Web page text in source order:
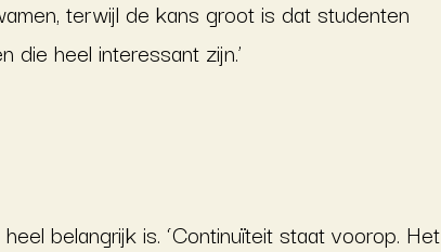
terwijl de kans groot is dat studenten
heel interessant zijn.’
belangrijk is. ‘Continuïteit staat voorop. Het